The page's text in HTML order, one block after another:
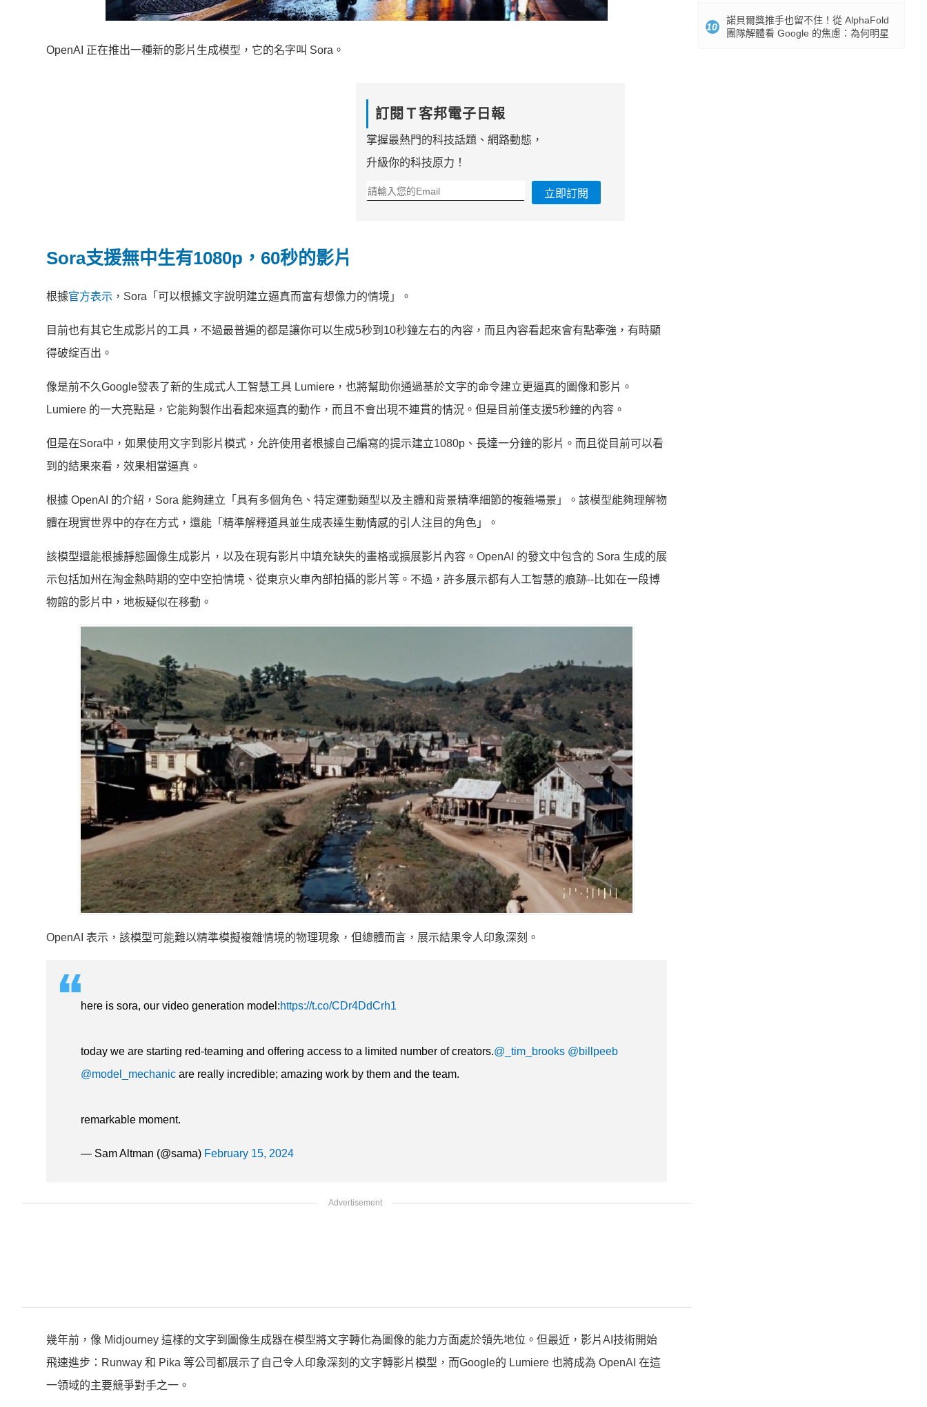
OpenAI 正在推出一種新的影片生成模型，它的名字叫 Sora。
訂閱Ｔ客邦電子日報
掌握最熱門的科技話題、網路動態，
升級你的科技原力！
立即訂閱
Sora支援無中生有1080p，60秒的影片
根據官方表示 ，Sora「可以根據文字說明建立逼真而富有想像力的情境」。
目前也有其它生成影片的工具，不過最普遍的都是讓你可以生成5秒到10秒鐘左右的內容，而且內容看起來會有點牽強，有時顯
得破綻百出。
像是前不久Google發表了新的生成式人工智慧工具 Lumiere，也將幫助你通過基於文字的命令建立更逼真的圖像和影片。
Lumiere 的一大亮點是，它能夠製作出看起來逼真的動作，而且不會出現不連貫的情況。但是目前僅支援5秒鐘的內容。
但是在Sora中，如果使用文字到影片模式，允許使用者根據自己編寫的提示建立1080p、長達一分鐘的影片。而且從目前可以看
到的結果來看，效果相當逼真。
根據 OpenAI 的介紹，Sora 能夠建立「具有多個角色、特定運動類型以及主體和背景精準細節的複雜場景」。該模型能夠理解物
體在現實世界中的存在方式，還能「精準解釋道具並生成表達生動情感的引人注目的角色」。
該模型還能根據靜態圖像生成影片，以及在現有影片中填充缺失的畫格或擴展影片內容。OpenAI 的發文中包含的 Sora 生成的展
示包括加州在淘金熱時期的空中空拍情境、從東京火車內部拍攝的影片等。不過，許多展示都有人工智慧的痕跡--比如在一段博
物館的影片中，地板疑似在移動。
OpenAI 表示，該模型可能難以精準模擬複雜情境的物理現象，但總體而言，展示結果令人印象深刻。
here is sora, our video generation model:https://t.co/CDr4DdCrh1
today we are starting red-teaming and offering access to a limited number of creators.@_tim_brooks @billpeeb
@model_mechanic are really incredible; amazing work by them and the team.
remarkable moment.
— Sam Altman (@sama) February 15, 2024
幾年前，像 Midjourney 這樣的文字到圖像生成器在模型將文字轉化為圖像的能力方面處於領先地位。但最近，影片AI技術開始
飛速進步：Runway 和 Pika 等公司都展示了自己令人印象深刻的文字轉影片模型，而Google的 Lumiere 也將成為 OpenAI 在這
一領域的主要競爭對手之一。
10
諾貝爾獎推手也留不住！從 AlphaFold
團隊解體看 Google 的焦慮：為何明星